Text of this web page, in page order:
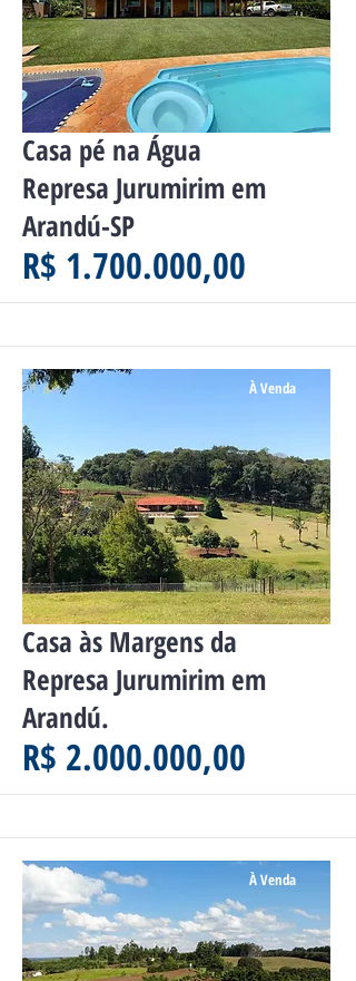
Casa pé na Água
Represa Jurumirim em
Arandú-SP
R$ 1.700.000,00
À Venda
Casa às Margens da
Represa Jurumirim em
Arandú.
R$ 2.000.000,00
À Venda